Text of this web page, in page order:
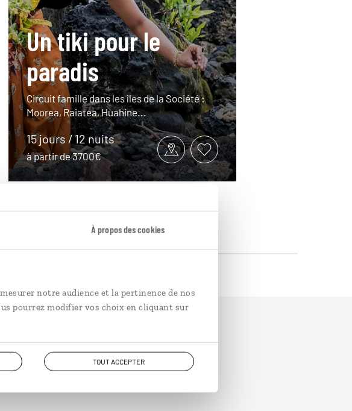
À propos des cookies
notre audience et la pertinence de nos
pourrez modifier vos choix en cliquant sur
TOUT ACCEPTER
Un tiki pour le
paradis
Circuit famille dans les îles de la Société :
Moorea, Raiatea, Huahine...
15 jours / 12 nuits
à partir de 3700€